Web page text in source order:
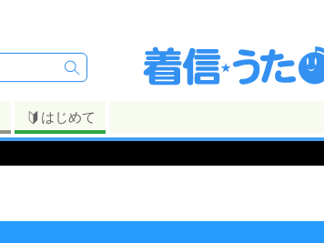
はじめて